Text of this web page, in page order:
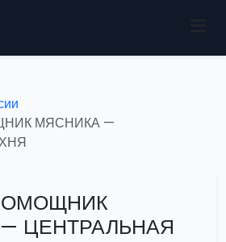
МЯСНИКА —
ЦЕНТРАЛЬНАЯ